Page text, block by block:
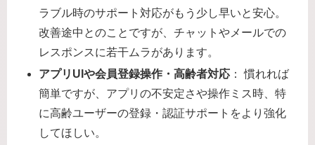
ラブル時のサポート対応がもう少し早いと安心。
改善途中とのことですが、チャットやメールでの
レスポンスに若干ムラがあります。
アプリUIや会員登録操作・高齢者対応 ： 慣れれば
簡単ですが、アプリの不安定さや操作ミス時、特
に高齢ユーザーの登録・認証サポートをより強化
してほしい。